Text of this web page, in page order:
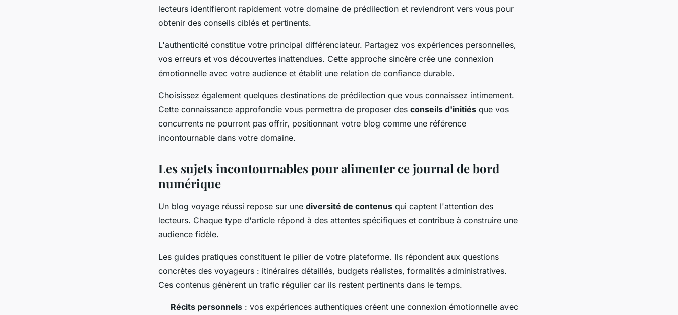
lecteurs identifieront rapidement votre domaine de prédilection et reviendront vers vous pour
obtenir des conseils ciblés et pertinents.
L'authenticité constitue votre principal différenciateur. Partagez vos expériences personnelles,
vos erreurs et vos découvertes inattendues. Cette approche sincère crée une connexion
émotionnelle avec votre audience et établit une relation de confiance durable.
Choisissez également quelques destinations de prédilection que vous connaissez intimement.
Cette connaissance approfondie vous permettra de proposer des conseils d'initiés que vos
concurrents ne pourront pas offrir, positionnant votre blog comme une référence
incontournable dans votre domaine.
Les sujets incontournables pour alimenter ce journal de bord
numérique
Un blog voyage réussi repose sur une diversité de contenus qui captent l'attention des
lecteurs. Chaque type d'article répond à des attentes spécifiques et contribue à construire une
audience fidèle.
Les guides pratiques constituent le pilier de votre plateforme. Ils répondent aux questions
concrètes des voyageurs : itinéraires détaillés, budgets réalistes, formalités administratives.
Ces contenus génèrent un trafic régulier car ils restent pertinents dans le temps.
Récits personnels : vos expériences authentiques créent une connexion émotionnelle avec